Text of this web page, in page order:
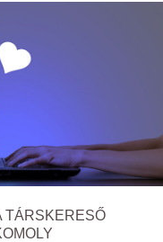
TÁRSKERESŐ